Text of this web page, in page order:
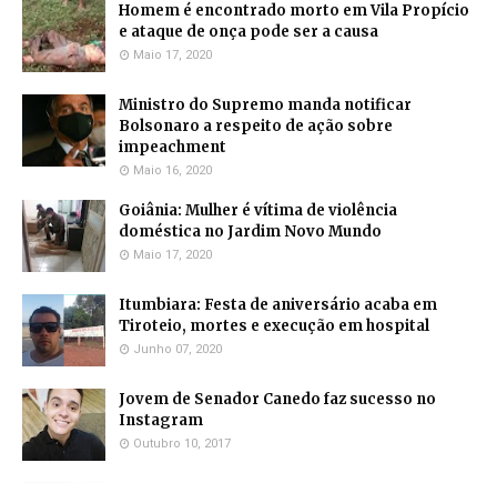
Homem é encontrado morto em Vila Propício
e ataque de onça pode ser a causa
Maio 17, 2020
Ministro do Supremo manda notificar
Bolsonaro a respeito de ação sobre
impeachment
Maio 16, 2020
Goiânia: Mulher é vítima de violência
doméstica no Jardim Novo Mundo
Maio 17, 2020
Itumbiara: Festa de aniversário acaba em
Tiroteio, mortes e execução em hospital
Junho 07, 2020
Jovem de Senador Canedo faz sucesso no
Instagram
Outubro 10, 2017